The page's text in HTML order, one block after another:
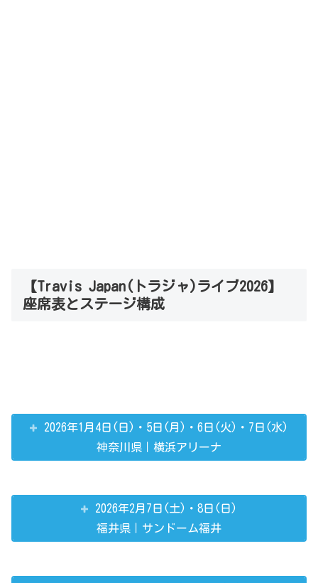
【Travis Japan(トラジャ)ライブ2026】
座席表とステージ構成
2026年1月4日(日)・5日(月)・6日(火)・7日(水)
神奈川県｜横浜アリーナ
2026年2月7日(土)・8日(日)
福井県｜サンドーム福井